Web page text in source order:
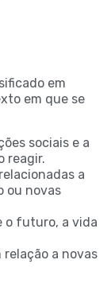
em
em que se
sociais e a
reagir.
a
ou novas
o futuro, a vida
relação a novas